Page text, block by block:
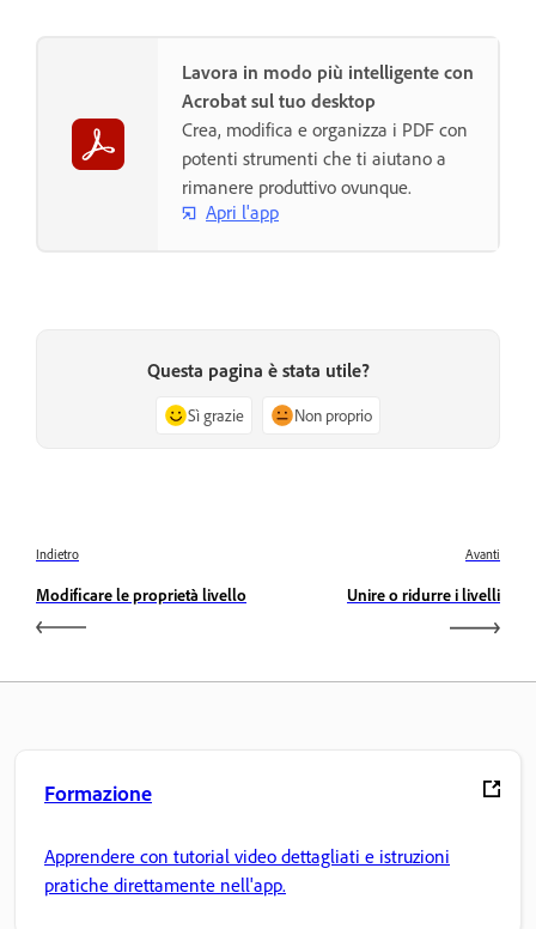
Lavora in modo più intelligente con
Acrobat sul tuo desktop
Crea, modifica e organizza i PDF con
potenti strumenti che ti aiutano a
rimanere produttivo ovunque.
Apri l'app
Questa pagina è stata utile?
Sì grazie Non proprio
Indietro
Modificare le proprietà livello
Avanti
Unire o ridurre i livelli
Formazione
Apprendere con tutorial video dettagliati e istruzioni
pratiche direttamente nell'app.